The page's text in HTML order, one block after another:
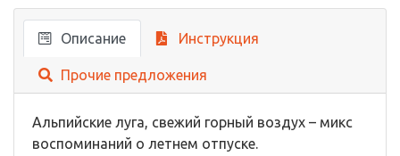
Описание Инструкция
Прочие предложения
Альпийские луга, свежий горный воздух – микс
воспоминаний о летнем отпуске.